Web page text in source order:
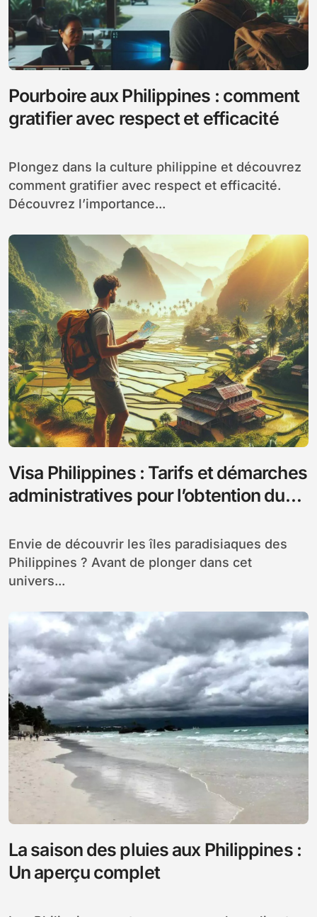
Pourboire aux Philippines : comment
gratifier avec respect et efficacité
Plongez dans la culture philippine et découvrez
comment gratifier avec respect et efficacité.
Découvrez l’importance...
Visa Philippines : Tarifs et démarches
administratives pour l’obtention du
Envie de découvrir les îles paradisiaques des
Philippines ? Avant de plonger dans cet
univers...
La saison des pluies aux Philippines :
Un aperçu complet